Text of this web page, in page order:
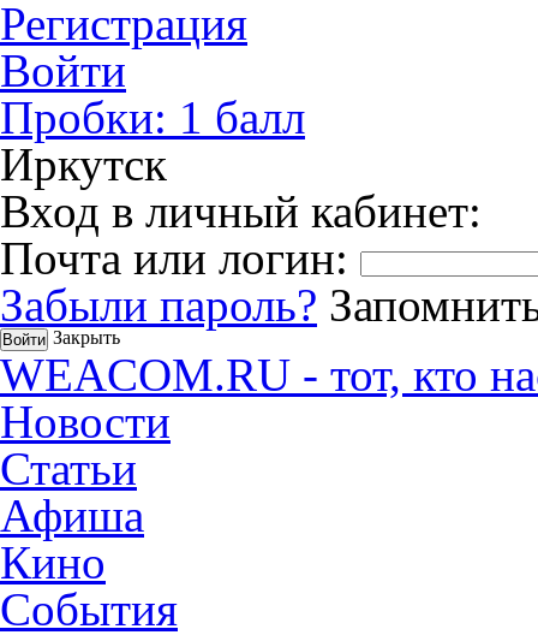
Регистрация
Войти
Пробки: 1 балл
Иркутск
Вход в личный кабинет:
Почта или логин:
Забыли пароль?
Закрыть
WEACOM.RU - тот, кто
Новости
Статьи
Афиша
Кино
События